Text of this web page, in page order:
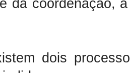
da coordenação,
dois